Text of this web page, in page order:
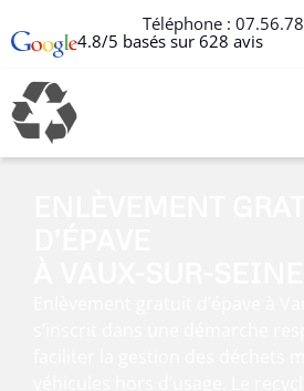
Téléphone :
4.8/5 basés sur 628 avis